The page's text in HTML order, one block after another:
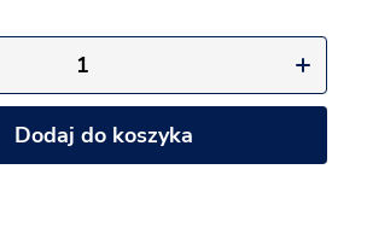
Dodaj do koszyka